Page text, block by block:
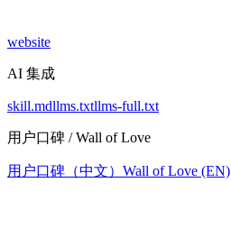
website
AI 集成
skill.mdllms.txtllms-full.txt
用户口碑 / Wall of Love
用户口碑（中文） Wall of Love (EN)